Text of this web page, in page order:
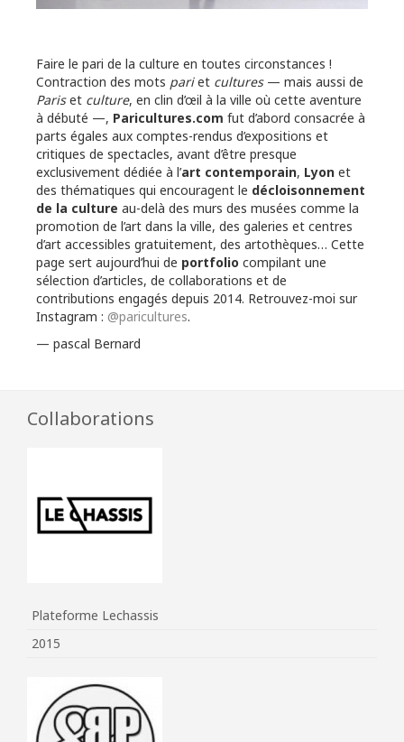
Faire le pari de la culture en toutes circonstances !
Contraction des mots pariet cultures— mais aussi de
Pariset culture, en clin d’œil à la ville où cette aventure
à débuté —, Paricultures.com fut d’abord consacrée à
parts égales aux comptes-rendus d’expositions et
critiques de spectacles, avant d’être presque
exclusivement dédiée à l’art contemporain, Lyon et
des thématiques qui encouragent le décloisonnement
de la culture au-delà des murs des musées comme la
promotion de l’art dans la ville, des galeries et centres
d’art accessibles gratuitement, des artothèques… Cette
page sert aujourd’hui de portfolio compilant une
sélection d’articles, de collaborations et de
contributions engagés depuis 2014. Retrouvez-moi sur
Instagram : @paricultures.
— pascal Bernard
Collaborations
Plateforme Lechassis
2015